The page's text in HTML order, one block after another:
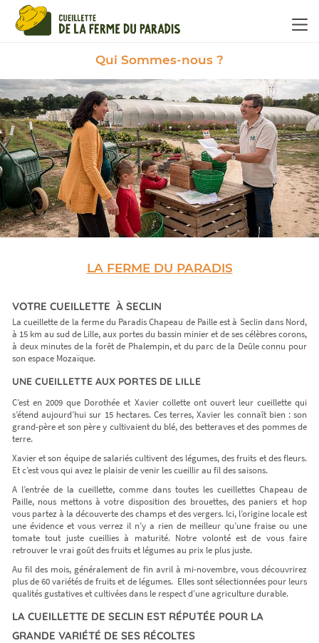
Qui Sommes-nous ?
LA FERME DU PARADIS
VOTRE CUEILLETTE À SECLIN
La cueillette de la ferme du Paradis Chapeau de Paille est à Seclin dans Nord,
à 15 km au sud de Lille, aux portes du bassin minier et de ses célèbres corons,
à deux minutes de la forêt de Phalempin, et du parc de la Deûle connu pour
son espace Mozaïque.
UNE CUEILLETTE AUX PORTES DE LILLE
C’est en 2009 que Dorothée et Xavier collette ont ouvert leur cueillette qui
s’étend aujourd’hui sur 15 hectares. Ces terres, Xavier les connaît bien : son
grand-père et son père y cultivaient du blé, des betteraves et des pommes de
terre.
Xavier et son équipe de salariés cultivent des légumes, des fruits et des fleurs.
Et c’est vous qui avez le plaisir de venir les cueillir au fil des saisons.
A l’entrée de la cueillette, comme dans toutes les cueillettes Chapeau de
Paille, nous mettons à votre disposition des brouettes, des paniers et hop
vous partez à la découverte des champs et des vergers. Ici, l’origine locale est
une évidence et vous verrez il n’y a rien de meilleur qu’une fraise ou une
tomate tout juste cueillies à maturité. Notre volonté est de vous faire
retrouver le vrai goût des fruits et légumes au prix le plus juste.
Au fil des mois, généralement de fin avril à mi-novembre, vous découvrirez
plus de 60 variétés de fruits et de légumes. Elles sont sélectionnées pour leurs
qualités gustatives et cultivées dans le respect d’une agriculture durable.
LA CUEILLETTE DE SECLIN EST RÉPUTÉE POUR LA
GRANDE VARIÉTÉ DE SES RÉCOLTES
Panneau de gestion des cookies